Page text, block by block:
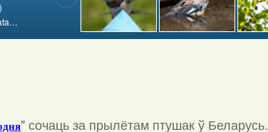
" сочаць за прылётам птушак ў Беларусь.